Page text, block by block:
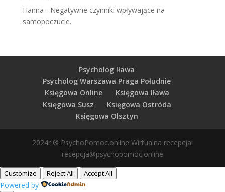
Hanna - Negatywne czynniki wpływające na
samopoczucie.
Psycholog Iława
Psycholog Warszawa Praga Południe
Księgowa Online
Księgowa Iława
Księgowa Susz
Księgowa Ostróda
Księgowa Olsztyn
2024r ® PsychoPomoc.online Wirtualna recepcja:
recepcja@psychopomoc.online
Customize Reject All Accept All
Powered by